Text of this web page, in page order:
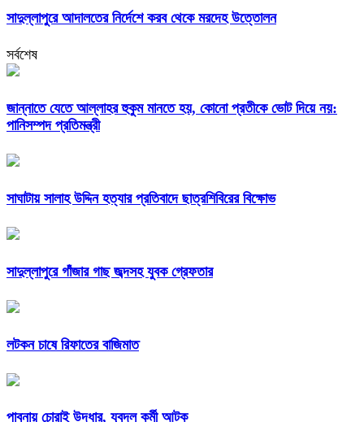
সাদুল্লাপুরে আদালতের নির্দেশে করব থেকে মরদেহ উত্তোলন
সর্বশেষ
জান্নাতে যেতে আল্লাহর হুকুম মানতে হয়, কোনো প্রতীকে ভোট দিয়ে নয়:
পানিসম্পদ প্রতিমন্ত্রী
সাঘাটায় সালাহ উদ্দিন হত্যার প্রতিবাদে ছাত্রশিবিরের বিক্ষোভ
সাদুল্লাপুরে গাঁজার গাছ জব্দসহ যুবক গ্রেফতার
লটকন চাষে রিফাতের বাজিমাত
পাবনায় চোরাই উদ্ধার, যুবদল কর্মী আটক